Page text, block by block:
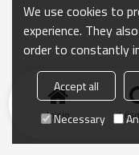
Inicio
We use cookies to
experience. They
order to constantly
Accept all
Necessary